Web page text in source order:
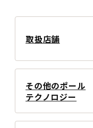
取扱店舗
その他のポール
テクノロジー